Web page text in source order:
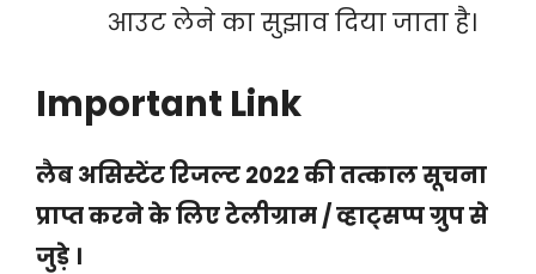
आउट लेने का सुझाव दिया जाता है।
Important Link
लैब असिस्टेंट रिजल्ट 2022 की तत्काल सूचना
प्राप्त करने के लिए टेलीग्राम / व्हाट्सप्प ग्रुप से
जुड़े ।